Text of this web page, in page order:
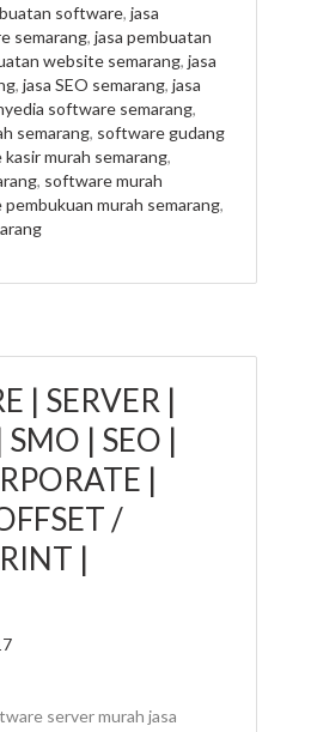
software, jasa
semarang, jasa pembuatan
website semarang, jasa
, jasa SEO semarang, jasa
software semarang,
semarang, software gudang
murah semarang,
, software murah
murah semarang,
| SERVER |
| SEO |
|
/
|
server murah jasa